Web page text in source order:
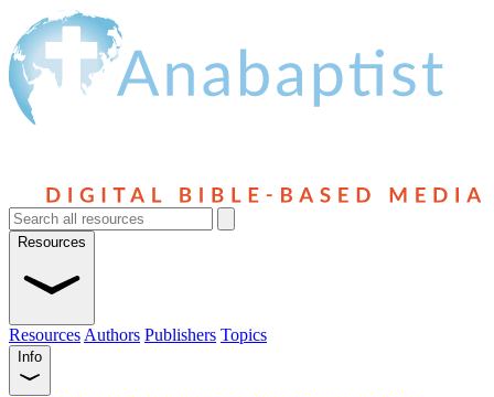
Resources
Resources Authors Publishers Topics
Info